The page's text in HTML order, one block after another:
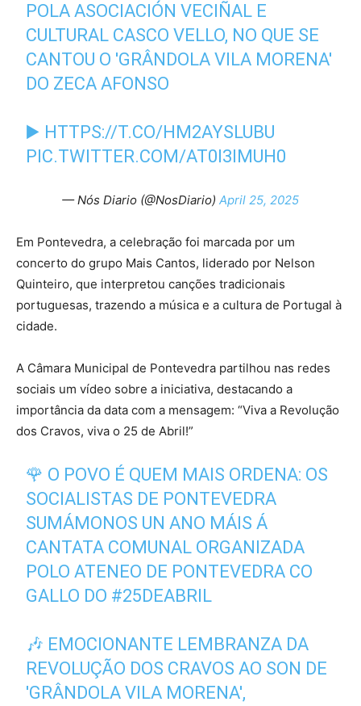
POLA ASOCIACIÓN VECIÑAL E
CULTURAL CASCO VELLO, NO QUE SE
CANTOU O 'GRÂNDOLA VILA MORENA'
DO ZECA AFONSO
▶️ HTTPS://T.CO/HM2AYSLUBU
PIC.TWITTER.COM/AT0I3IMUH0
— Nós Diario (@NosDiario) April 25, 2025
Em Pontevedra, a celebração foi marcada por um
concerto do grupo Mais Cantos, liderado por Nelson
Quinteiro, que interpretou canções tradicionais
portuguesas, trazendo a música e a cultura de Portugal à
cidade.
A Câmara Municipal de Pontevedra partilhou nas redes
sociais um vídeo sobre a iniciativa, destacando a
importância da data com a mensagem: “Viva a Revolução
dos Cravos, viva o 25 de Abril!”
🌹 O POVO É QUEM MAIS ORDENA: OS
SOCIALISTAS DE PONTEVEDRA
SUMÁMONOS UN ANO MÁIS Á
CANTATA COMUNAL ORGANIZADA
POLO ATENEO DE PONTEVEDRA CO
GALLO DO #25DEABRIL
🎶 EMOCIONANTE LEMBRANZA DA
REVOLUÇÃO DOS CRAVOS AO SON DE
'GRÂNDOLA VILA MORENA',